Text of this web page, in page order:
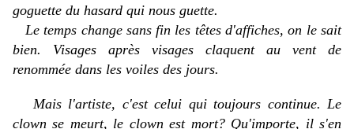
goguette du hasard qui nous guette.
Le temps change sans fin les têtes d'affiches, on le sait
bien. Visages après visages claquent au vent de
renommée dans les voiles des jours.
Mais l'artiste, c'est celui qui toujours continue. Le
clown se meurt, le clown est mort? Qu'importe, il s'en